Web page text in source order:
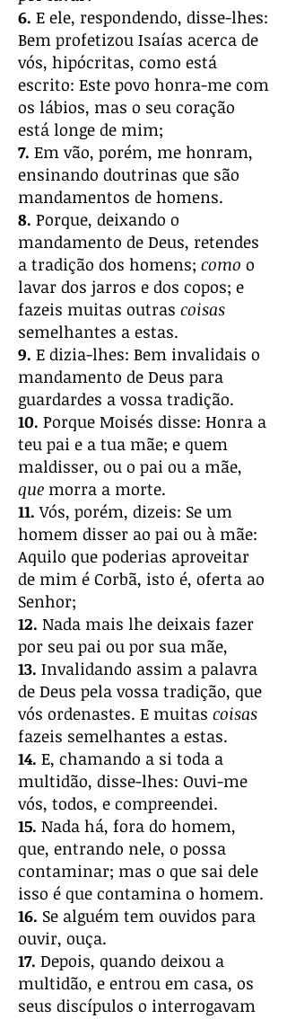
6. E ele, respondendo, disse-lhes:
Bem profetizou Isaías acerca de
vós, hipócritas, como está
escrito: Este povo honra-me com
os lábios, mas o seu coração
está longe de mim;
7. Em vão, porém, me honram,
ensinando doutrinas que são
mandamentos de homens.
8. Porque, deixando o
mandamento de Deus, retendes
a tradição dos homens; como o
lavar dos jarros e dos copos; e
fazeis muitas outras coisas
semelhantes a estas.
9. E dizia-lhes: Bem invalidais o
mandamento de Deus para
guardardes a vossa tradição.
10. Porque Moisés disse: Honra a
teu pai e a tua mãe; e quem
maldisser, ou o pai ou a mãe,
que morra a morte.
11. Vós, porém, dizeis: Se um
homem disser ao pai ou à mãe:
Aquilo que poderias aproveitar
de mim é Corbã, isto é, oferta ao
Senhor;
12. Nada mais lhe deixais fazer
por seu pai ou por sua mãe,
13. Invalidando assim a palavra
de Deus pela vossa tradição, que
vós ordenastes. E muitas coisas
fazeis semelhantes a estas.
14. E, chamando a si toda a
multidão, disse-lhes: Ouvi-me
vós, todos, e compreendei.
15. Nada há, fora do homem,
que, entrando nele, o possa
contaminar; mas o que sai dele
isso é que contamina o homem.
16. Se alguém tem ouvidos para
ouvir, ouça.
17. Depois, quando deixou a
multidão, e entrou em casa, os
seus discípulos o interrogavam